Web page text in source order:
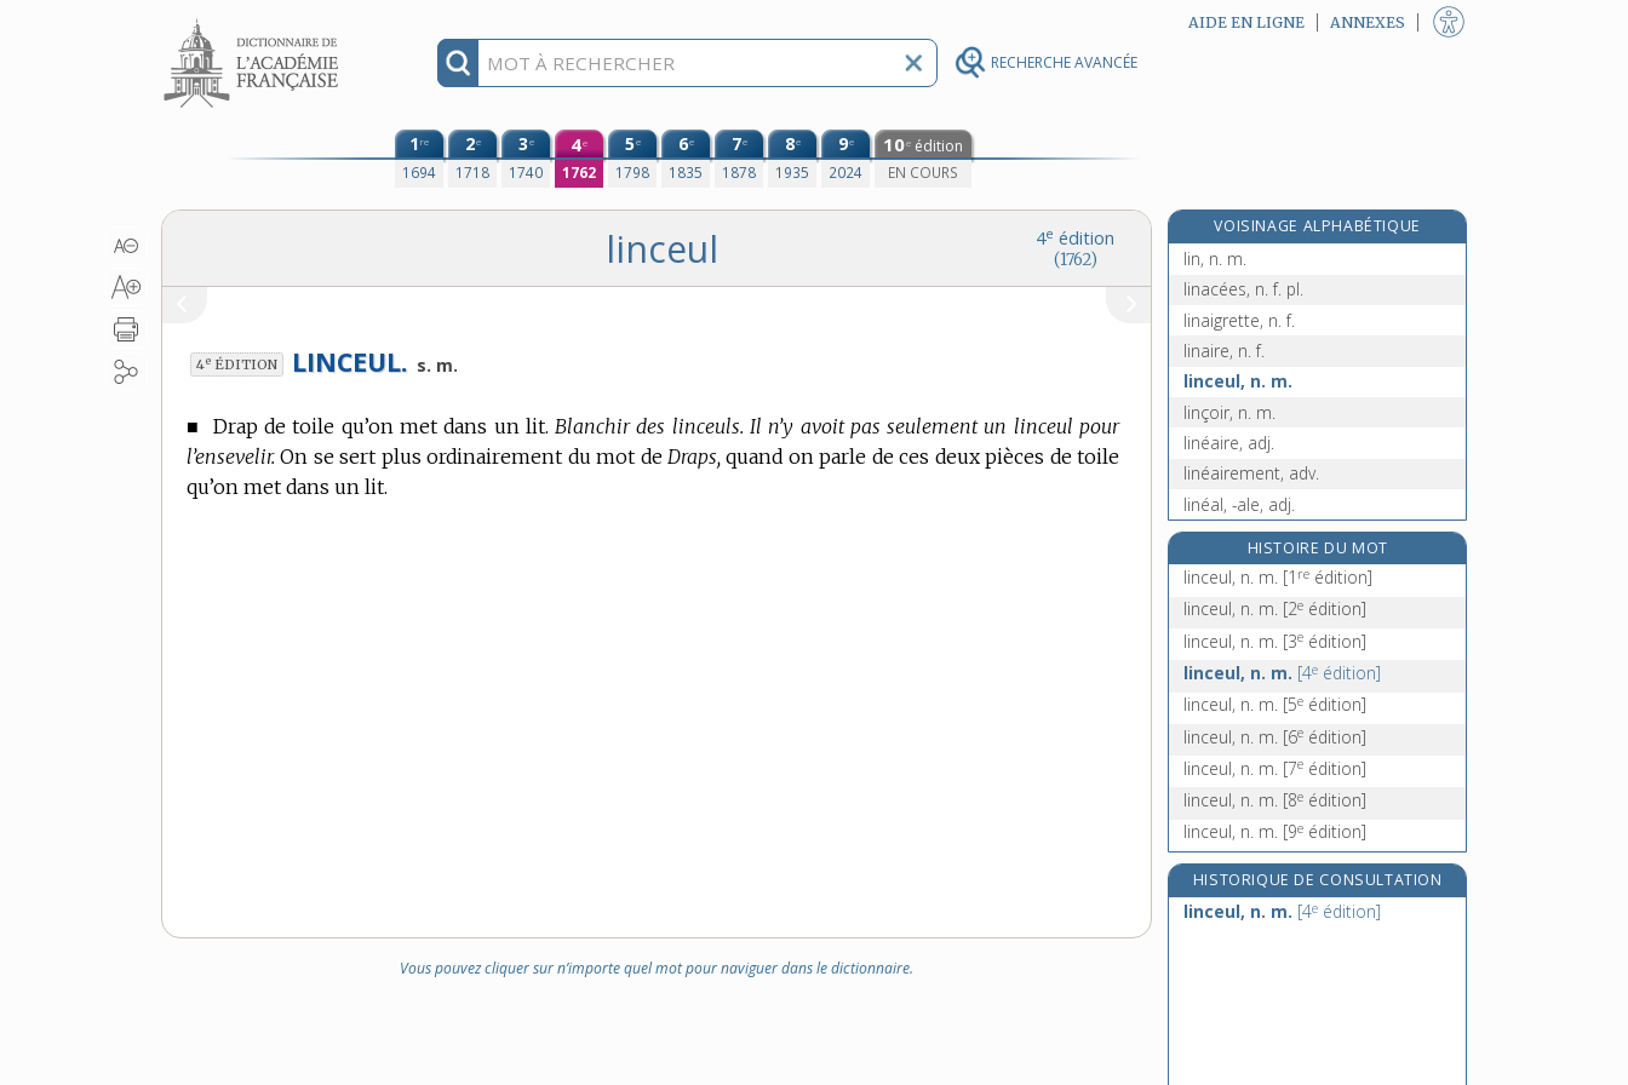
RECHERCHE AVANCÉE
Aller au contenu AIDE EN LIGNE ANNEXES
1re
1694
2e
1718
3e
1740
4e
1762
5e
1798
6e
1835
7e
1878
8e
1935
9e
2024
10e édition
EN COURS
4e édition
(1762)
linceul
4e ÉDITION LINCEUL. s. m.
■ Drap de toile qu’on met dans un lit. Blanchir des linceuls. Il n’y avoit pas seulement un linceul pour
l’ensevelir. On se sert plus ordinairement du mot de Draps, quand on parle de ces deux pièces de toile
qu’on met dans un lit.
Vous pouvez cliquer sur n’importe quel mot pour naviguer dans le dictionnaire.
VOISINAGE ALPHABÉTIQUE
limure, n. f.
lin, n. m.
linacées, n. f. pl.
linaigrette, n. f.
linaire, n. f.
linceul, n. m.
linçoir, n. m.
linéaire, adj.
linéairement, adv.
linéal, -ale, adj.
linéament, n. m.
linéarité, n. f.
linger, -ère, n.
HISTOIRE DU MOT
linceul, n. m. [1 re édition]
linceul, n. m. [2e édition]
linceul, n. m. [3e édition]
linceul, n. m. [4e édition]
linceul, n. m. [5e édition]
linceul, n. m. [6e édition]
linceul, n. m. [7e édition]
linceul, n. m. [8e édition]
linceul, n. m. [9e édition]
HISTORIQUE DE CONSULTATION
linceul, n. m. [4e édition]